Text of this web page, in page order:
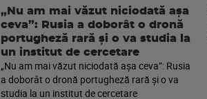
„Nu am mai văzut niciodată așa
ceva”: Rusia a doborât o dronă
portugheză rară și o va studia la
un institut de cercetare
„Nu am mai văzut niciodată așa ceva”: Rusia
a doborât o dronă portugheză rară și o va
studia la un institut de cercetare